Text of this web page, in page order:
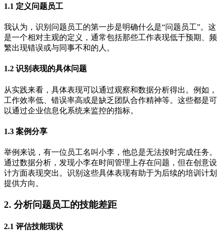
1.1 定义问题员工
我认为，识别问题员工的第一步是明确什么是“问题员工”。这
是一个相对主观的定义，通常包括那些工作表现低于预期、频
繁出现错误或与同事不和的人。
1.2 识别表现的具体问题
从实践来看，具体表现可以通过观察和数据分析得出。例如，
工作效率低、错误率高或是缺乏团队合作精神等。这些都是可
以通过企业信息化系统来监控的指标。
1.3 案例分享
举例来说，有一位员工名叫小李，他总是无法按时完成任务。
通过数据分析，发现小李在时间管理上存在问题，但在创意设
计方面表现突出。识别这些具体表现有助于为后续的培训计划
提供方向。
2. 分析问题员工的技能差距
2.1 评估技能现状